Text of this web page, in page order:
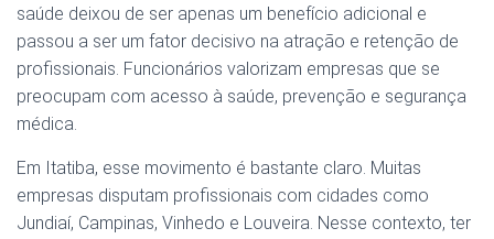
saúde deixou de ser apenas um benefício adicional e
passou a ser um fator decisivo na atração e retenção de
profissionais. Funcionários valorizam empresas que se
preocupam com acesso à saúde, prevenção e segurança
médica.
Em Itatiba, esse movimento é bastante claro. Muitas
empresas disputam profissionais com cidades como
Jundiaí, Campinas, Vinhedo e Louveira. Nesse contexto, ter